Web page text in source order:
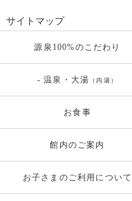
サイトマップ
源泉100%のこだわり
- 温泉・大湯 （内湯）
お食事
館内のご案内
お子さまのご利用について